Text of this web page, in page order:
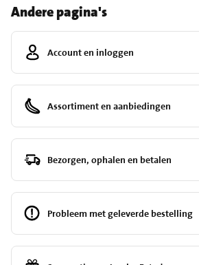
Andere pagina's
Account en inloggen
Assortiment en aanbiedingen
Bezorgen, ophalen en betalen
Probleem met geleverde bestelling